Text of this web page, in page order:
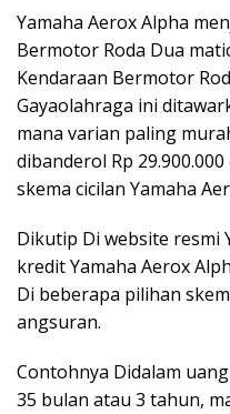
Yamaha Aerox Alpha
Bermotor Roda Dua
Kendaraan Bermotor
Gayaolahraga ini
mana varian paling
dibanderol Rp
skema cicilan Yamaha
Dikutip Di website resmi
kredit Yamaha Aerox
Di beberapa pilihan
angsuran.
Contohnya Didalam
35 bulan atau 3 tahun,